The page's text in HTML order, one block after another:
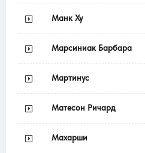
Манк Ху
Марсиниак Барбара
Мартинус
Матесон Ричард
Махарши